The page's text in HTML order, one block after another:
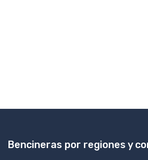
Bencineras por regiones y